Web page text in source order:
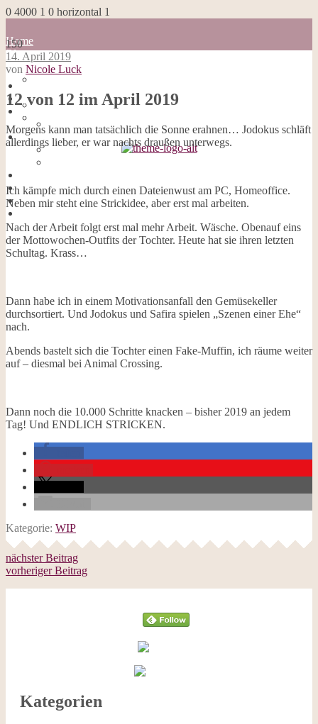
0 4000 1 0 horizontal 1
Home
Blog
about me
Impressum
Datenschutzerklärung
Galerie
Opal-Abos
Strickblogs
Hörbücher
150
Home
Blog
about me
100 Dinge
Impressum
Datenschutzerklärung
Opal-Abos
Strickblogs
14. April 2019
von Nicole Luck
12 von 12 im April 2019
Morgens kann man tatsächlich die Sonne erahnen… Jodokus schläft
allerdings lieber, er war nachts draußen unterwegs.
Ich kämpfe mich durch einen Dateienwust am PC, Homeoffice.
Neben mir steht eine Strickidee, aber erst mal arbeiten.
Nach der Arbeit folgt erst mal mehr Arbeit. Wäsche. Obenauf eins
der Mottowochen-Outfits der Tochter. Heute hat sie ihren letzten
Schultag. Krass…
Dann habe ich in einem Motivationsanfall den Gemüsekeller
durchsortiert. Und Jodokus und Safira spielen „Szenen einer Ehe“
nach.
Abends bastelt sich die Tochter einen Fake-Muffin, ich räume weiter
auf – diesmal bei Animal Crossing.
Dann noch die 10.000 Schritte knacken – bisher 2019 an jedem
Tag! Und ENDLICH STRICKEN.
Kategorie: WIP
nächster Beitrag
vorheriger Beitrag
Kategorien